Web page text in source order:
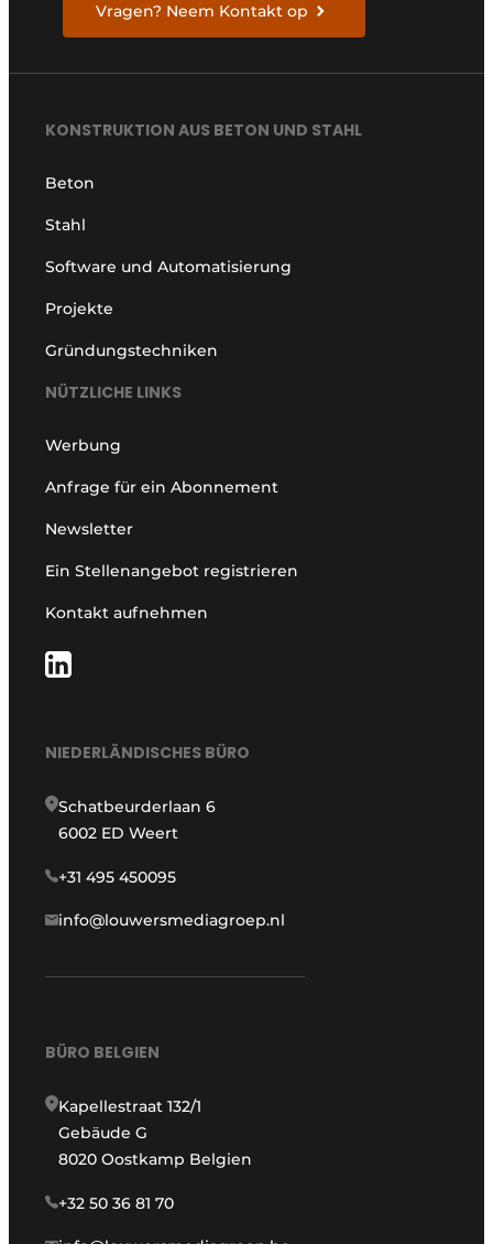
Vragen? Neem Kontakt op
KONSTRUKTION AUS BETON UND STAHL
Beton
Stahl
Software und Automatisierung
Projekte
Gründungstechniken
NÜTZLICHE LINKS
Werbung
Anfrage für ein Abonnement
Newsletter
Ein Stellenangebot registrieren
Kontakt aufnehmen
NIEDERLÄNDISCHES BÜRO
Schatbeurderlaan 6
6002 ED Weert
+31 495 450095
info@louwersmediagroep.nl
BÜRO BELGIEN
Kapellestraat 132/1
Gebäude G
8020 Oostkamp Belgien
+32 50 36 81 70